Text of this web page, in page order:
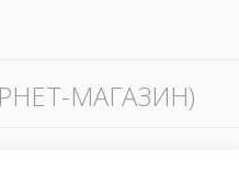
МАГАЗИН)